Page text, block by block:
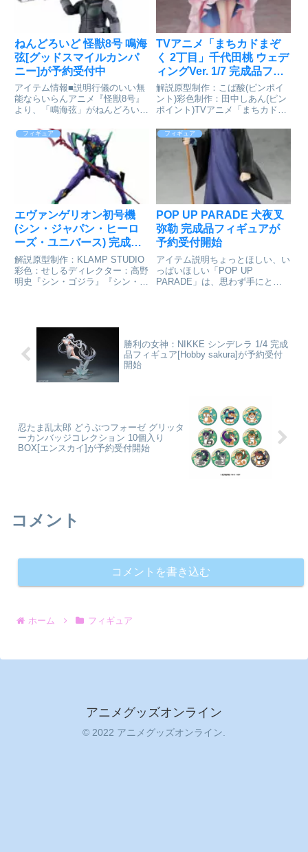
ねんどろいど 怪獣8号 鳴海
弦[グッドスマイルカンパ
ニー]が予約受付中
アイテム情報■説明行儀のいい無
能ならいらんアニメ『怪獣8号』
より、「鳴海弦」がねんどろいど
メ顔」「微笑み顔」「本気顔」●
オプションパーツ：「専用武器」
「防衛隊マスク」ほか専用台座付
属■サイズ全高：約100mm怪...
TVアニメ「まちカドまぞ
く 2丁目」千代田桃 ウェデ
ィングVer. 1/7 完成品フィ
ギュア[メディコス・エン
タテインメント]が予約受
付中
解説原型制作：こば酸(ピンポイ
ント)彩色制作：田中しあん(ピン
ポイント)TVアニメ「まちカドま
がウェディング姿で登場！本作の
原作10周年＆アニメ5周年を記念
し、原作・伊藤いづも先生の衣装
原案を元に、J.C.S...
フィギュア
エヴァンゲリオン初号機
(シン・ジャパン・ヒーロ
ーズ・ユニバース) 完成品
フィギュア[グッドスマイ
ルカンパニー]が予約受付
中
解説原型制作：KLAMP STUDIO
彩色：せしるディレクター：高野
明史『シン・ゴジラ』『シン・エ
する奇跡のプロジェクト『シン・
ジャパン・ヒーローズ・...
フィギュア
POP UP PARADE 犬夜叉
弥勒 完成品フィギュアが
予約受付開始
アイテム説明ちょっとほしい、い
っぱいほしい「POP UP
PARADE」は、思わず手にとっ
勝利の女神：NIKKE シンデレラ 1/4 完成
品フィギュア[Hobby sakura]が予約受付
開始
忍たま乱太郎 どうぶつフォーゼ グリッタ
ーカンバッジコレクション 10個入り
BOX[エンスカイ]が予約受付開始
コメント
コメントを書き込む
ホーム フィギュア
アニメグッズオンライン
© 2022 アニメグッズオンライン.